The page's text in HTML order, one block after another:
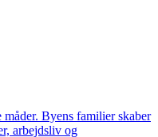
Byens familier skaber
arbejdsliv og